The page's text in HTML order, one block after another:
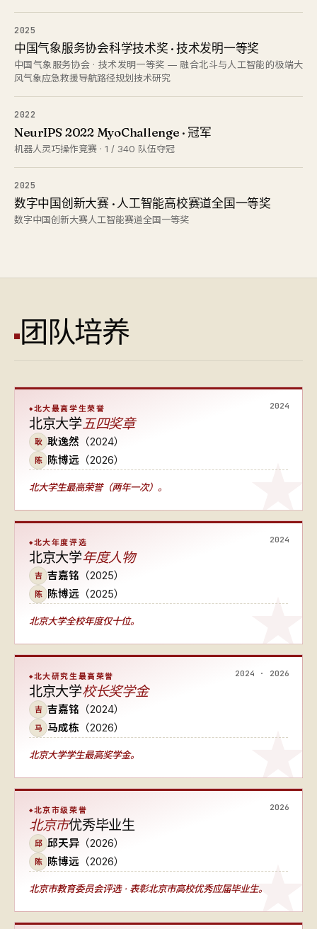
2025
中国气象服务协会科学技术奖 · 技术发明一等奖
中国气象服务协会 · 技术发明一等奖 — 融合北斗与人工智能的极端大
风气象应急救援导航路径规划技术研究
2022
NeurIPS 2022 MyoChallenge · 冠军
机器人灵巧操作竞赛 · 1 / 340 队伍夺冠
2025
数字中国创新大赛 · 人工智能高校赛道全国一等奖
数字中国创新大赛人工智能赛道全国一等奖
团队培养
2024
北大最高学生荣誉
北京大学五四奖章
耿 耿逸然 （2024）
陈 陈博远 （2026）
北大学生最高荣誉（两年一次） 。
2024
北大年度评选
北京大学年度人物
吉 吉嘉铭 （2025）
陈 陈博远 （2025）
北京大学全校年度仅十位。
2024 · 2026
北大研究生最高荣誉
北京大学校长奖学金
吉 吉嘉铭 （2024）
马 马成栋 （2026）
北京大学学生最高奖学金。
2026
北京市级荣誉
北京市优秀毕业生
邱 邱天异 （2026）
陈 陈博远 （2026）
北京市教育委员会评选 · 表彰北京市高校优秀应届毕业生。